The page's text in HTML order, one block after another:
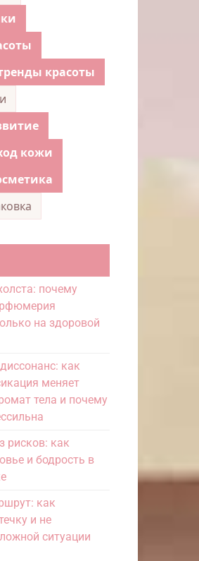
красоты
кожи
почему
на здоровой
как
меняет
тела и почему
рисков: как
и бодрость в
как
и не
ситуации